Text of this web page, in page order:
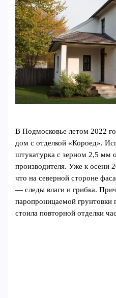
В Подмосковье летом 2022
дом с отделкой «Короед».
штукатурка с зерном 2,5 мм
производителя. Уже к осени
что на северной стороне
— следы влаги и грибка.
паропроницаемой
стоила повторной отделки